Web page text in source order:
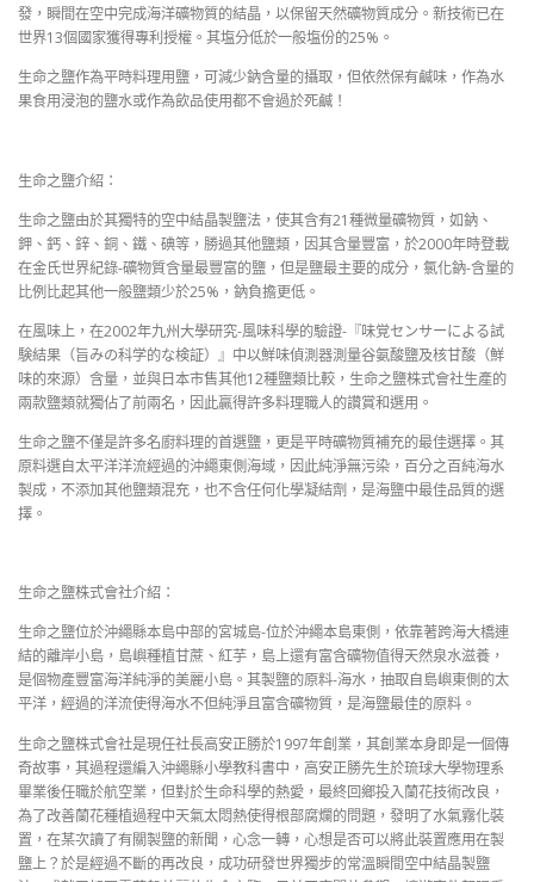
發，瞬間在空中完成海洋礦物質的結晶，以保留天然礦物質成分。新技術已在
世界13個國家獲得專利授權。其塩分低於一般塩份的25%。
生命之鹽作為平時料理用鹽，可減少鈉含量的攝取，但依然保有鹹味，作為水
果食用浸泡的鹽水或作為飲品使用都不會過於死鹹！
生命之鹽介紹：
生命之鹽由於其獨特的空中結晶製鹽法，使其含有21種微量礦物質，如鈉、
鉀、鈣、鋅、銅、鐵、碘等，勝過其他鹽類，因其含量豐富，於2000年時登載
在金氏世界紀錄-礦物質含量最豐富的鹽，但是鹽最主要的成分，氯化鈉-含量的
比例比起其他一般鹽類少於25%，鈉負擔更低。
在風味上，在2002年九州大學研究-風味科學的驗證-『味覚センサーによる試
験結果（旨みの科学的な検証）』中以鮮味偵測器測量谷氨酸鹽及核甘酸（鮮
味的來源）含量，並與日本市售其他12種鹽類比較，生命之鹽株式會社生產的
兩款鹽類就獨佔了前兩名，因此贏得許多料理職人的讚賞和選用。
生命之鹽不僅是許多名廚料理的首選鹽，更是平時礦物質補充的最佳選擇。其
原料選自太平洋洋流經過的沖繩東側海域，因此純淨無污染，百分之百純海水
製成，不添加其他鹽類混充，也不含任何化學凝結劑，是海鹽中最佳品質的選
擇。
生命之鹽株式會社介紹：
生命之鹽位於沖繩縣本島中部的宮城島-位於沖繩本島東側，依靠著跨海大橋連
結的離岸小島，島嶼種植甘蔗、紅芋，島上還有富含礦物值得天然泉水滋養，
是個物產豐富海洋純淨的美麗小島。其製鹽的原料-海水，抽取自島嶼東側的太
平洋，經過的洋流使得海水不但純淨且富含礦物質，是海鹽最佳的原料。
生命之鹽株式會社是現任社長高安正勝於1997年創業，其創業本身即是一個傳
奇故事，其過程還編入沖繩縣小學教科書中，高安正勝先生於琉球大學物理系
畢業後任職於航空業，但對於生命科學的熱愛，最終回鄉投入蘭花技術改良，
為了改善蘭花種植過程中天氣太悶熱使得根部腐爛的問題，發明了水氣霧化裝
置，在某次讀了有關製鹽的新聞，心念一轉，心想是否可以將此裝置應用在製
鹽上？於是經過不斷的再改良，成功研發世界獨步的常溫瞬間空中結晶製鹽